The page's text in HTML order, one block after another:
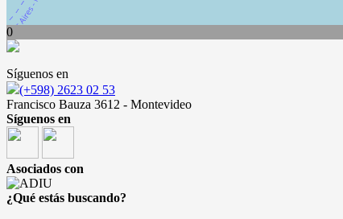
0
Síguenos en
(+598) 2623 02 53
Francisco Bauza 3612 - Montevideo
Síguenos en
Asociados con
¿Qué estás buscando?